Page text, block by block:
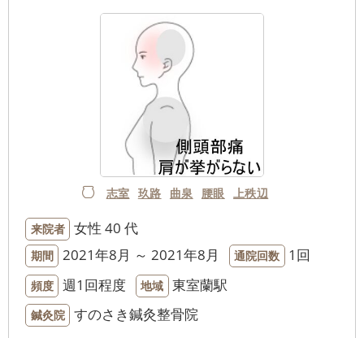
志室 玖路 曲泉 腰眼 上秩辺
来院者 女性 40 代
期間 2021年8月 ～ 2021年8月 通院回数 1回
頻度 週1回程度 地域 東室蘭駅
鍼灸院 すのさき鍼灸整骨院